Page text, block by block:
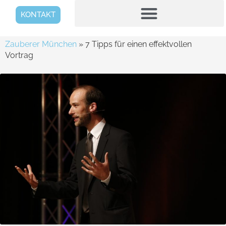
KONTAKT
Zauberer München » 7 Tipps für einen effektvollen
Vortrag